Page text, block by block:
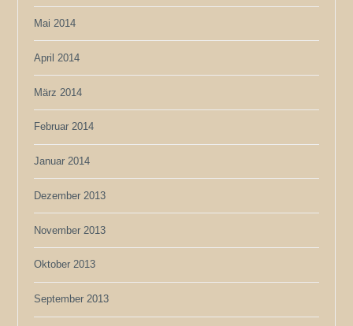
Mai 2014
April 2014
März 2014
Februar 2014
Januar 2014
Dezember 2013
November 2013
Oktober 2013
September 2013